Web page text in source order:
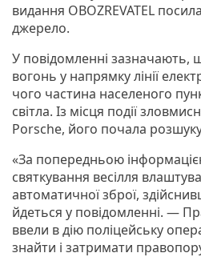
видання OBOZREVATEL
джерело.
У повідомленні зазначають,
вогонь у напрямку лінії
чого частина населеного
світла. Із місця події
Porsche, його почала
«За попередньою
святкування весілля
автоматичної зброї,
йдеться у повідомленні. —
ввели в дію поліцейську
знайти і затримати